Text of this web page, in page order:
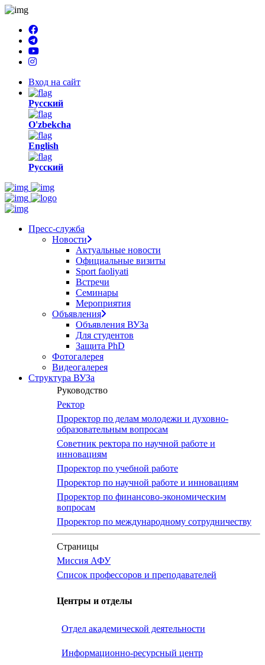
Вход на сайт
Русский
O'zbekcha
English
Русский
Пресс-служба
Новости
Актуальные новости
Официальные визиты
Sport faoliyati
Встречи
Семинары
Мероприятия
Объявления
Объявления ВУЗа
Для студентов
Защита PhD
Фотогалерея
Видеогалерея
Структура ВУЗа
Руководство
Ректор
Проректор по делам молодежи и духовно-
образовательным вопросам
Советник ректора по научной работе и
инновациям
Проректор по учебной работе
Проректор по научной работе и инновациям
Проректор по финансово-экономическим
вопросам
Проректор по международному сотрудничеству
Страницы
Миссия АФУ
Список профессоров и преподавателей
Центры и отделы
Отдел академической деятельности
Информационно-ресурсный центр